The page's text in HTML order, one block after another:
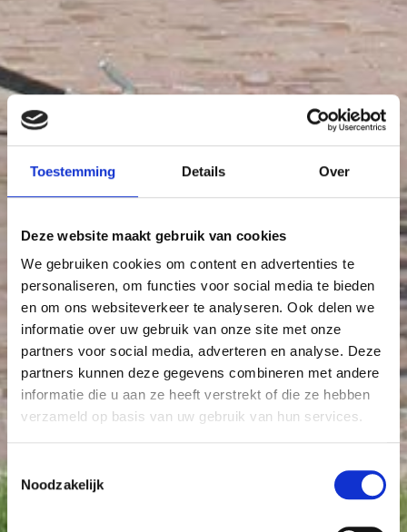
Toestemming Details Over
Deze website maakt gebruik van cookies
We gebruiken cookies om content en advertenties te
personaliseren, om functies voor social media te bieden
en om ons websiteverkeer te analyseren. Ook delen we
informatie over uw gebruik van onze site met onze
partners voor social media, adverteren en analyse. Deze
partners kunnen deze gegevens combineren met andere
informatie die u aan ze heeft verstrekt of die ze hebben
verzameld op basis van uw gebruik van hun services.
Noodzakelijk